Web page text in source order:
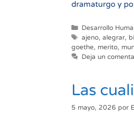
dramaturgo y
Categorías
Desarrollo
Etiquetas
ajeno,alegrar,
goethe, merito,
Deja un
Las
5 mayo, 2026 por